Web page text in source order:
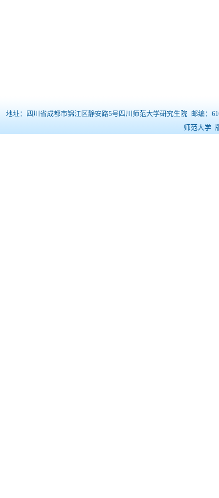
地址：四川省成都市锦江区静安路5号四川师范大学研究生院 邮编：
师范大学